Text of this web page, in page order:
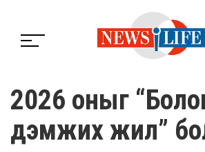
2026 оныг
дэмжих жил”